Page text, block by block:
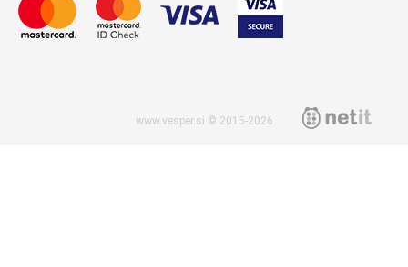
www.vesper.si © 2015-2026